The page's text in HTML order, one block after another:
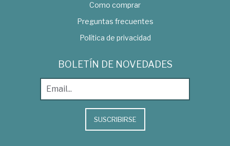
Como comprar
Preguntas frecuentes
Política de privacidad
BOLETÍN DE NOVEDADES
SUSCRIBIRSE